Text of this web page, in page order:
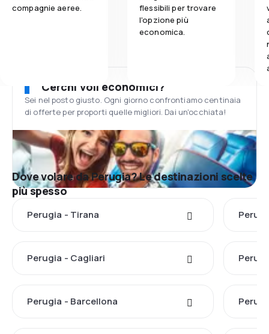
compagnie aeree.
flessibili per trovare
l'opzione più
economica.
Cerchi voli economici?
Sei nel posto giusto. Ogni giorno confrontiamo centinaia
di offerte per proporti quelle migliori. Dai un'occhiata!
Dove volare da Perugia? Le destinazioni scelte
più spesso
Perugia - Tirana
Perugia - Cagliari
Perugia - Barcellona